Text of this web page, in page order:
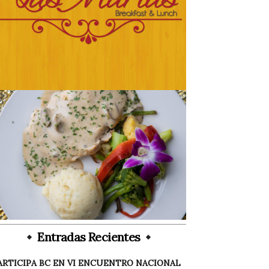
Entradas Recientes
BC EN VI ENCUENTRO NACIONAL